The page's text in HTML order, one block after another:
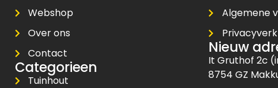
Webshop
Over ons
Contact
Categorieen
Tuinhout
Algemene
Nieuw
It Gruthof 2c
8754 GZ